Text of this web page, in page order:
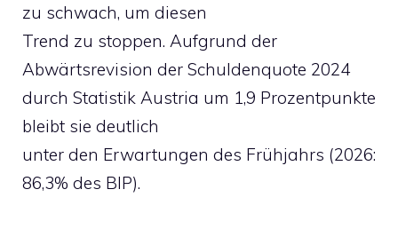
zu schwach, um diesen
Trend zu stoppen. Aufgrund der
Abwärtsrevision der Schuldenquote 2024
durch Statistik Austria um 1,9 Prozentpunkte
bleibt sie deutlich
unter den Erwartungen des Frühjahrs (2026:
86,3% des BIP).